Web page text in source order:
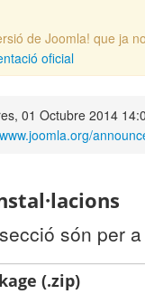
de Joomla! que ja
oficial
01 Octubre 2014
són per
(.zip)